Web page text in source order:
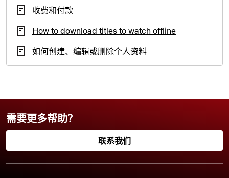
收费和付款
How to download titles to watch offline
如何创建、编辑或删除个人资料
需要更多帮助？
联系我们